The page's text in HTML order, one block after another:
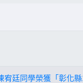
宥廷同學榮獲「彰化